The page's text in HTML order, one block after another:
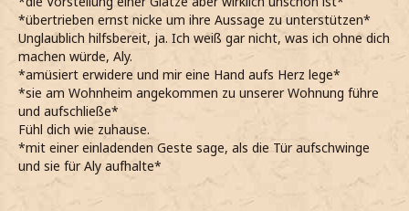
*übertrieben ernst nicke um ihre Aussage zu unterstützen*
Unglaublich hilfsbereit, ja. Ich weiß gar nicht, was ich ohne dich
machen würde, Aly.
*amüsiert erwidere und mir eine Hand aufs Herz lege*
*sie am Wohnheim angekommen zu unserer Wohnung führe
und aufschließe*
Fühl dich wie zuhause.
*mit einer einladenden Geste sage, als die Tür aufschwinge
und sie für Aly aufhalte*